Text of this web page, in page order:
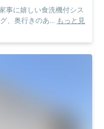
事に嬉しい食洗機付シス
、奥行きのあ... もっと見